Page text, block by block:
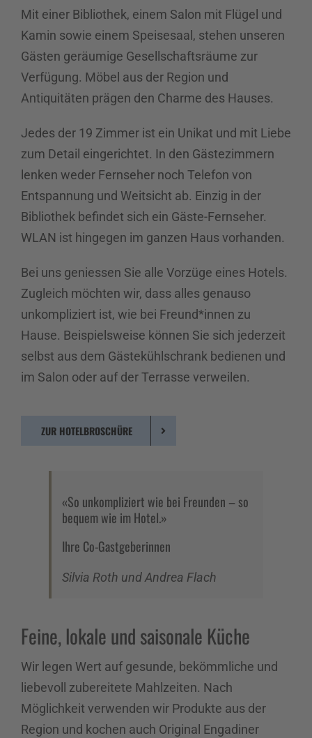
Mit einer Bibliothek, einem Salon mit Flügel und
Kamin sowie einem Speisesaal, stehen unseren
Gästen geräumige Gesellschaftsräume zur
Verfügung. Möbel aus der Region und
Antiquitäten prägen den Charme des Hauses.
Jedes der 19 Zimmer ist ein Unikat und mit Liebe
zum Detail eingerichtet. In den Gästezimmern
lenken weder Fernseher noch Telefon von
Entspannung und Weitsicht ab. Einzig in der
Bibliothek befindet sich ein Gäste-Fernseher.
WLAN ist hingegen im ganzen Haus vorhanden.
Bei uns geniessen Sie alle Vorzüge eines Hotels.
Zugleich möchten wir, dass alles genauso
unkompliziert ist, wie bei Freund*innen zu
Hause. Beispielsweise können Sie sich jederzeit
selbst aus dem Gästekühlschrank bedienen und
im Salon oder auf der Terrasse verweilen.
ZUR HOTELBROSCHÜRE
«So unkompliziert wie bei Freunden – so
bequem wie im Hotel.»
Ihre Co-Gastgeberinnen
Silvia Roth und Andrea Flach
Feine, lokale und saisonale Küche
Wir legen Wert auf gesunde, bekömmliche und
liebevoll zubereitete Mahlzeiten. Nach
Möglichkeit verwenden wir Produkte aus der
Region und kochen auch Original Engadiner